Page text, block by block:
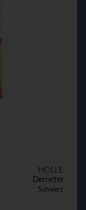
HOLLE
Demeter
Schweiz